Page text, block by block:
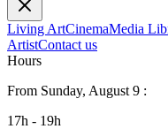
Living ArtCinemaMedia
ArtistContact us
Hours
From Sunday, August 9 :
17h - 19h